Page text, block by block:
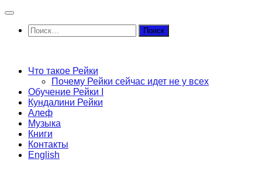
Перейти
содержимому
Найти:
Что такое Рейки
Почему Рейки сейчас идет не у всех
Обучение Рейки I
Кундалини Рейки
Алеф
Музыка
Книги
Контакты
English